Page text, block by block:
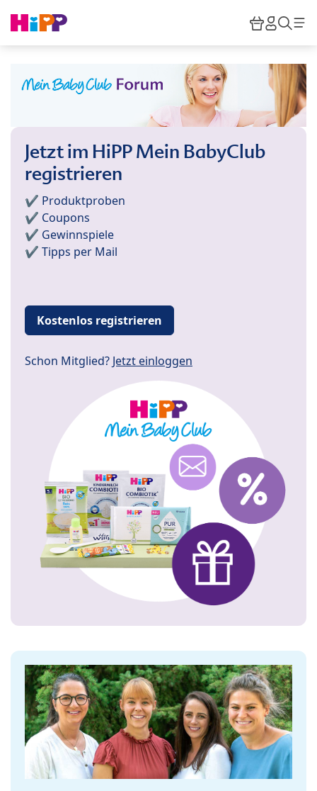
HiPP
Jetzt im HiPP Mein BabyClub
registrieren
✔️ Produktproben
✔️ Coupons
✔️ Gewinnspiele
✔️ Tipps per Mail
Kostenlos registrieren
Schon Mitglied? Jetzt einloggen